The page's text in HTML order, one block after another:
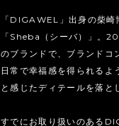
「DIGAWEL」出身の柴崎
「Sheba（シーバ）」。
のブランドで、ブランド
日常で幸福感を得られるよ
と感じたディテールを落と
すでにお取り扱いのある